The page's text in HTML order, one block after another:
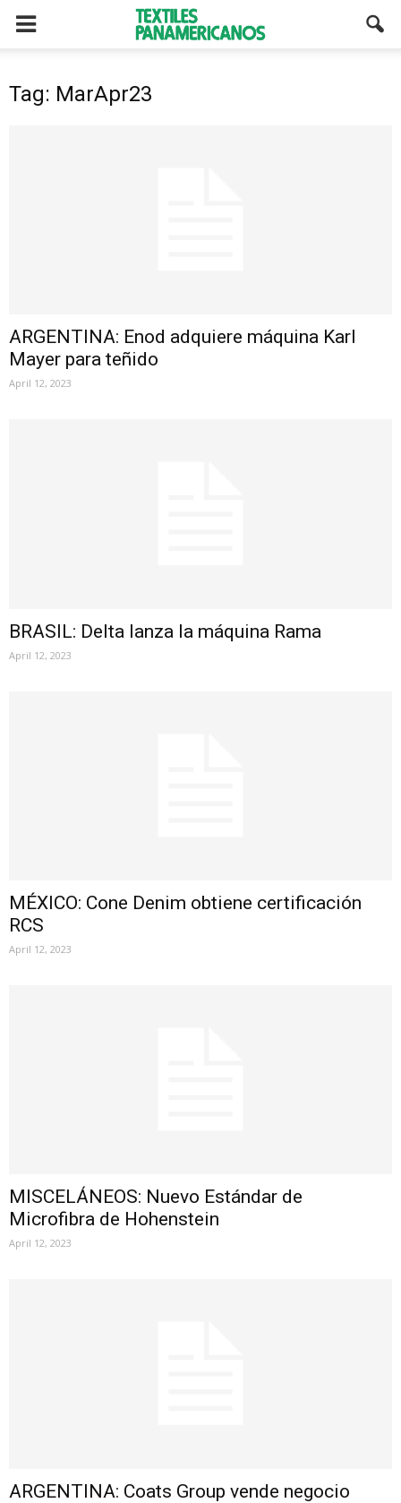
Tag: MarApr23
ARGENTINA: Enod adquiere máquina Karl
Mayer para teñido
April 12, 2023
BRASIL: Delta lanza la máquina Rama
April 12, 2023
MÉXICO: Cone Denim obtiene certificación
RCS
April 12, 2023
MISCELÁNEOS: Nuevo Estándar de
Microfibra de Hohenstein
April 12, 2023
ARGENTINA: Coats Group vende negocio